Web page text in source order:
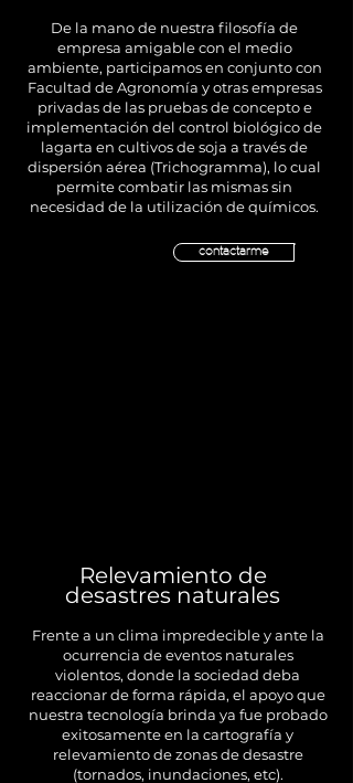
De la mano de nuestra filosofía de
empresa amigable con el medio
ambiente, participamos en conjunto con
Facultad de Agronomía y otras empresas
privadas de las pruebas de concepto e
implementación del control biológico de
lagarta en cultivos de soja a través de
dispersión aérea (Trichogramma), lo cual
permite combatir las mismas sin
necesidad de la utilización de químicos.
contactarme
Relevamiento de
desastres naturales
Frente a un clima impredecible y ante la
ocurrencia de eventos naturales
violentos, donde la sociedad deba
reaccionar de forma rápida, el apoyo que
nuestra tecnología brinda ya fue probado
exitosamente en la cartografía y
relevamiento de zonas de desastre
(tornados, inundaciones, etc).